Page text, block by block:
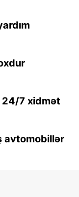
7 xidmət
avtomobillər